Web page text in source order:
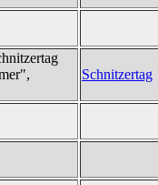
Schnitzertag